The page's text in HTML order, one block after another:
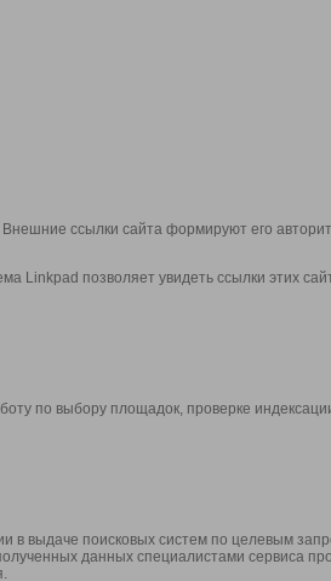
ссылки сайта формируют его
Linkpad позволяет увидеть ссылки этих
по выбору площадок, проверке
в выдаче поисковых систем по целевым
данных специалистами сервиса